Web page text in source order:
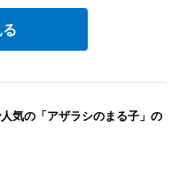
気の「アザラシのまる子」の